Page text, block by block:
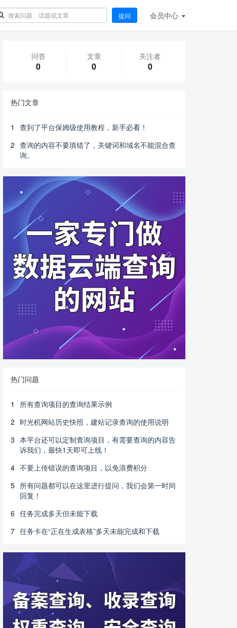
提问 会员中心
问答
0
文章
0
关注者
0
热门文章
1
查到了平台保姆级使用教程，新手必看！
2 查询的内容不要填错了，关键词和域名不能混合查
询。
热门问题
1
所有查询项目的查询结果示例
2 时光机网站历史快照，建站记录查询的使用说明
3 本平台还可以定制查询项目，有需要查询的内容告
诉我们，最快1天即可上线！
4 不要上传错误的查询项目，以免浪费积分
5 所有问题都可以在这里进行提问，我们会第一时间
回复！
6 任务完成多天但未能下载
7 任务卡在“正在生成表格”多天未能完成和下载